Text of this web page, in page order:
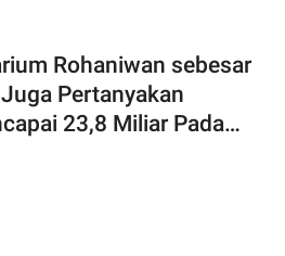
Rohaniwan sebesar
Pertanyakan
23,8 Miliar Pada